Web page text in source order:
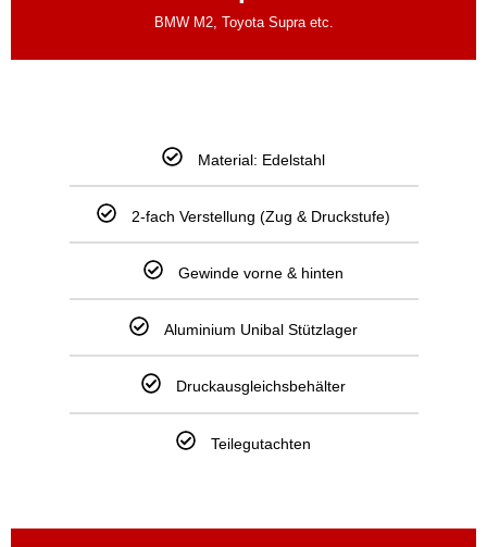
BMW M2, Toyota Supra etc.
Material: Edelstahl
2-fach Verstellung (Zug & Druckstufe)
Gewinde vorne & hinten
Aluminium Unibal Stützlager
Druckausgleichsbehälter
Teilegutachten